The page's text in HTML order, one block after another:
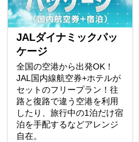
JALダイナミックパッ
ケージ
全国の空港から出発OK！
JAL国内線航空券+ホテルが
セットのフリープラン！往
路と復路で違う空港を利用
したり、旅行中の1泊だけ宿
泊を手配するなどアレンジ
自在。